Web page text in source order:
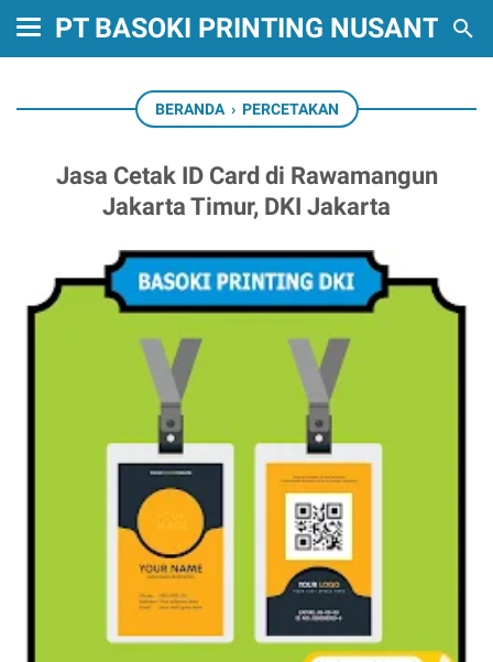
PT BASOKI PRINTING NUSANTARA
BERANDA › PERCETAKAN
Jasa Cetak ID Card di Rawamangun
Jakarta Timur, DKI Jakarta